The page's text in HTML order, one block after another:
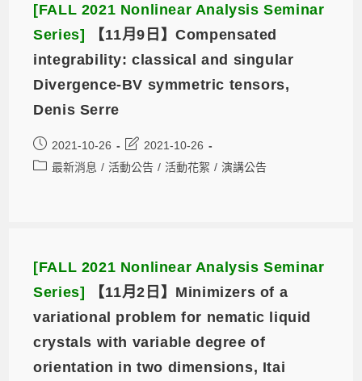
[FALL 2021 Nonlinear Analysis Seminar
Series]
【11月9日】Compensated
integrability: classical and singular
Divergence-BV symmetric tensors,
Denis Serre
2021-10-26
2021-10-26
最新消息 / 活動公告 / 活動花絮 / 演講公告
[FALL 2021 Nonlinear Analysis Seminar
Series]
【11月2日】Minimizers of a
variational problem for nematic liquid
crystals with variable degree of
orientation in two dimensions, Itai